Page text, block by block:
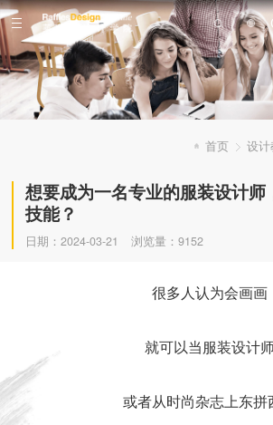
首页 设计
想要成为一名专业的服装设计师
技能？
日期：2024-03-21 浏览量：9152
很多人认为会画画
就可以当服装设计师
或者从时尚杂志上东拼